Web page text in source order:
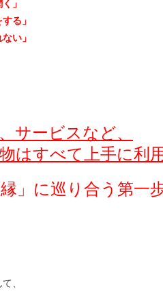
く」
る」
い」
サービスなど、
はすべて上手に利
」に巡り合う第一
、